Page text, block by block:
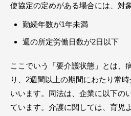
使協定の定めがある場合には、対
勤続年数が1年未満
週の所定労働日数が2日以下
ここでいう「要介護状態」とは、
り、2週間以上の期間にわたり常
いいます。同法は、企業に以下の
ています。介護に関しては、育児